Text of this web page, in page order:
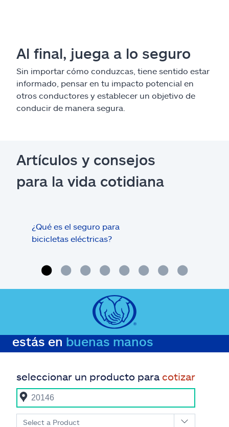
Al final, juega a lo seguro
Sin importar cómo conduzcas, tiene sentido estar
informado, pensar en tu impacto potencial en
otros conductores y establecer un objetivo de
conducir de manera segura.
Artículos y consejos
para la vida cotidiana
¿Qué es el seguro para
bicicletas eléctricas?
estás en buenas manos
seleccionar un producto para cotizar
Select a Product